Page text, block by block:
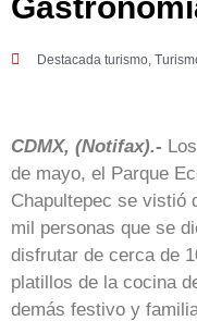
Destacada turismo,
CDMX, (Notifax).-
de mayo, el Parque
Chapultepec se vistió
mil personas que se
disfrutar de cerca de
platillos de la cocina
demás festivo y